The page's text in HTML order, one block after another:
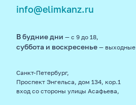
info@elimkanz.ru
В будние дни — с 9 до 18,
суббота и воскресенье — выходные
Санкт-Петербург,
Проспект Энгельса, дом 134, кор.1
вход со стороны улицы Асафьева,